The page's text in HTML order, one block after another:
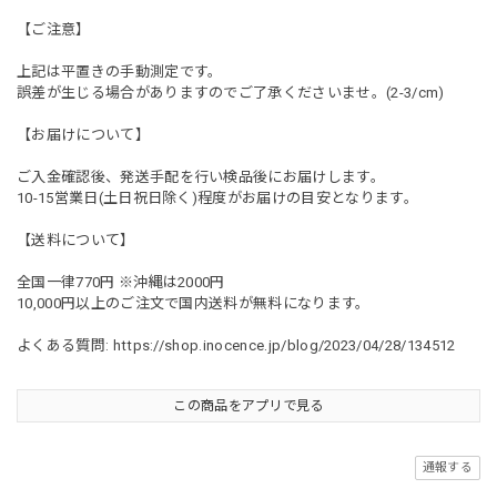
【ご注意】
上記は平置きの手動測定です。
誤差が生じる場合がありますのでご了承くださいませ。(2-3/cm)
【お届けについて】
ご入金確認後、発送手配を行い検品後にお届けします。
10-15営業日(土日祝日除く)程度がお届けの目安となります。
【送料について】
全国一律770円 ※沖縄は2000円
10,000円以上のご注文で国内送料が無料になります。
よくある質問: https://shop.inocence.jp/blog/2023/04/28/134512
この商品をアプリで見る
通報する